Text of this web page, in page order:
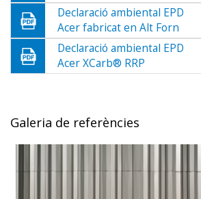
Declaració ambiental EPD
Acer fabricat en Alt Forn
Declaració ambiental EPD
Acer XCarb® RRP
Galeria de referències